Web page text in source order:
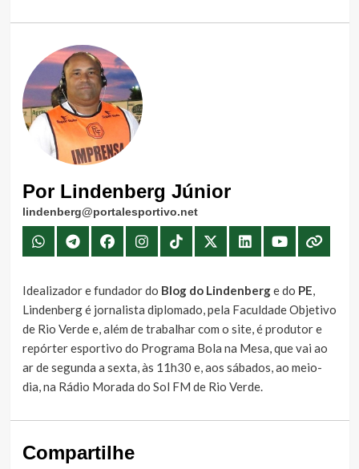
Por Lindenberg Júnior
lindenberg@portalesportivo.net
Idealizador e fundador do Blog do Lindenberge do PE,
Lindenberg é jornalista diplomado, pela Faculdade Objetivo
de Rio Verde e, além de trabalhar com o site, é produtor e
repórter esportivo do Programa Bola na Mesa, que vai ao
ar de segunda a sexta, às 11h30 e, aos sábados, ao meio-
dia, na Rádio Morada do Sol FM de Rio Verde.
Compartilhe